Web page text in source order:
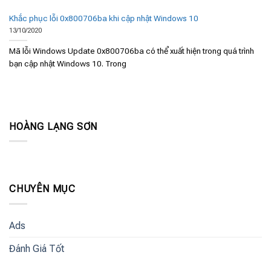
Khắc phục lỗi 0x800706ba khi cập nhật Windows 10
13/10/2020
Mã lỗi Windows Update 0x800706ba có thể xuất hiện trong quá trình
bạn cập nhật Windows 10. Trong
HOÀNG LẠNG SƠN
CHUYÊN MỤC
Ads
Đánh Giá Tốt